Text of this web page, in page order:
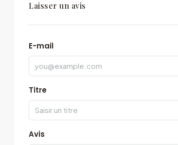
Laisser un avis
E-mail
Titre
Avis